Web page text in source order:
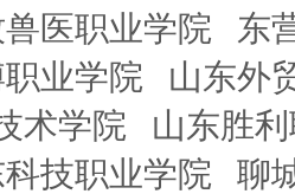
医职业学院
东
业学院
山东外
术学院
山东胜
技职业学院
聊